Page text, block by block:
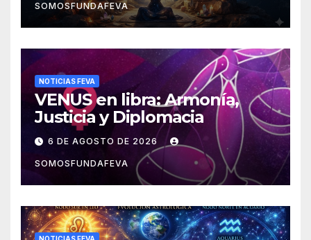
SOMOSFUNDAFEVA
NOTICIAS FEVA
VENUS en libra: Armonía,
Justicia y Diplomacia
6 DE AGOSTO DE 2026
SOMOSFUNDAFEVA